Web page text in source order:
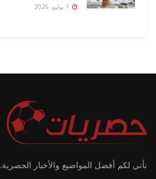
نأتي لكم أفضل المواضيع والأخبار الحصرية.